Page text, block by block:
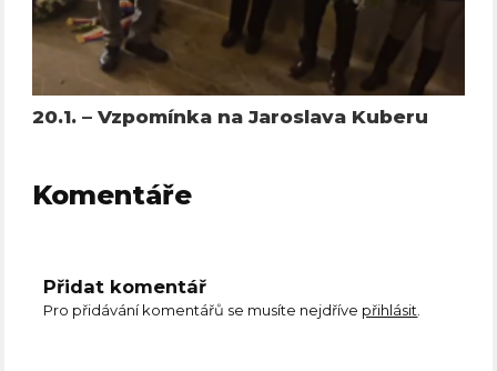
20.1. – Vzpomínka na Jaroslava Kuberu
Komentáře
Přidat komentář
Pro přidávání komentářů se musíte nejdříve přihlásit.